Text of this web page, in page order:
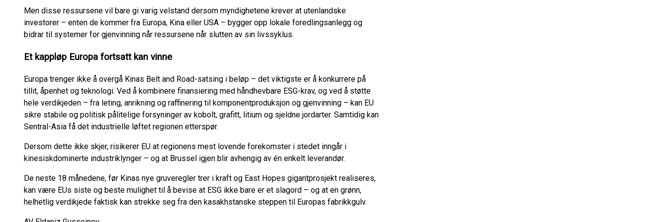
Men disse ressursene vil bare gi varig velstand dersom myndighetene krever at utenlandske
investorer – enten de kommer fra Europa, Kina eller USA – bygger opp lokale foredlingsanlegg og
bidrar til systemer for gjenvinning når ressursene når slutten av sin livssyklus.
Et kappløp Europa fortsatt kan vinne
Europa trenger ikke å overgå Kinas Belt and Road-satsing i beløp – det viktigste er å konkurrere på
tillit, åpenhet og teknologi. Ved å kombinere finansiering med håndhevbare ESG-krav, og ved å støtte
hele verdikjeden – fra leting, anrikning og raffinering til komponentproduksjon og gjenvinning – kan EU
sikre stabile og politisk pålitelige forsyninger av kobolt, grafitt, litium og sjeldne jordarter. Samtidig kan
Sentral-Asia få det industrielle løftet regionen etterspør.
Dersom dette ikke skjer, risikerer EU at regionens mest lovende forekomster i stedet inngår i
kinesiskdominerte industriklynger – og at Brussel igjen blir avhengig av én enkelt leverandør.
De neste 18 månedene, før Kinas nye gruveregler trer i kraft og East Hopes gigantprosjekt realiseres,
kan være EUs siste og beste mulighet til å bevise at ESG ikke bare er et slagord – og at en grønn,
helhetlig verdikjede faktisk kan strekke seg fra den kasakhstanske steppen til Europas fabrikkgulv.